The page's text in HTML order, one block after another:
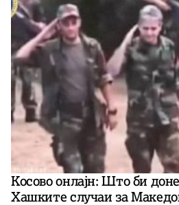
Косово онлајн: Што би
Хашките случаи за